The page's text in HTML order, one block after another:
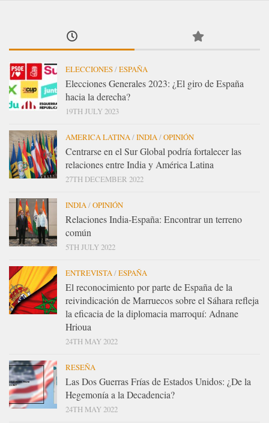
ELECCIONES/ESPAÑA
Elecciones Generales 2023: ¿El giro de España
hacia la derecha?
19TH JULY 2023
AMERICA LATINA/INDIA/OPINIÓN
Centrarse en el Sur Global podría fortalecer las
relaciones entre India y América Latina
27TH DECEMBER 2022
INDIA/OPINIÓN
Relaciones India-España: Encontrar un terreno
común
5TH JULY 2022
ENTREVISTA/ESPAÑA
El reconocimiento por parte de España de la
reivindicación de Marruecos sobre el Sáhara refleja
la eficacia de la diplomacia marroquí: Adnane
Hrioua
24TH MAY 2022
RESEÑA
Las Dos Guerras Frías de Estados Unidos: ¿De la
Hegemonía a la Decadencia?
24TH MAY 2022